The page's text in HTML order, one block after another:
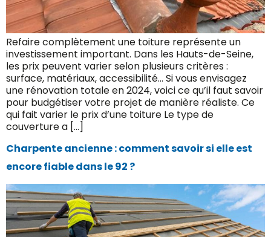
Refaire complètement une toiture représente un
investissement important. Dans les Hauts-de-Seine,
les prix peuvent varier selon plusieurs critères :
surface, matériaux, accessibilité… Si vous envisagez
une rénovation totale en 2024, voici ce qu’il faut savoir
pour budgétiser votre projet de manière réaliste. Ce
qui fait varier le prix d’une toiture Le type de
couverture a […]
Charpente ancienne : comment savoir si elle est
encore fiable dans le 92 ?